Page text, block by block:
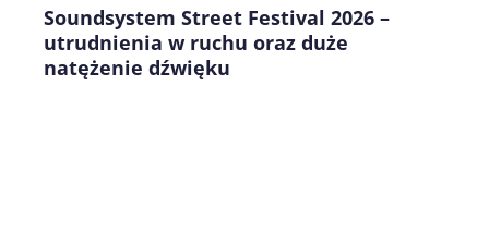
Soundsystem Street Festival 2026 –
utrudnienia w ruchu oraz duże
natężenie dźwięku